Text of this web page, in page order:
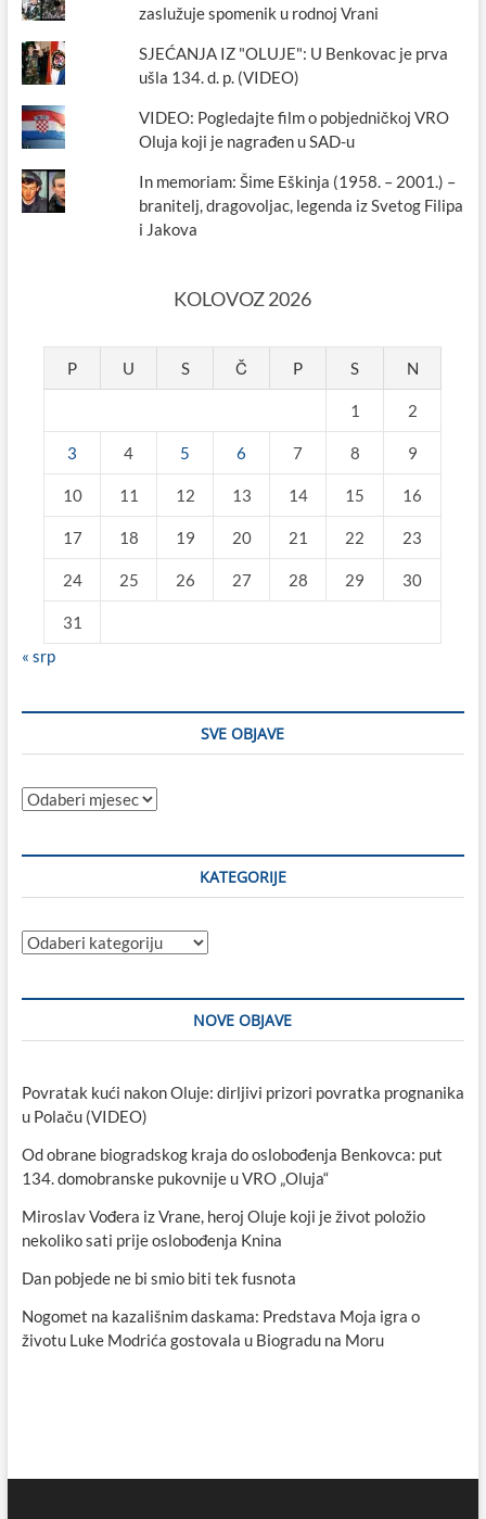
zaslužuje spomenik u rodnoj Vrani
SJEĆANJA IZ "OLUJE": U Benkovac je prva
ušla 134. d. p. (VIDEO)
VIDEO: Pogledajte film o pobjedničkoj VRO
Oluja koji je nagrađen u SAD-u
In memoriam: Šime Eškinja (1958. – 2001.) –
branitelj, dragovoljac, legenda iz Svetog Filipa
i Jakova
KOLOVOZ 2026
P U S Č P S N
1 2
3 4 5 6 7 8 9
10 11 12 13 14 15 16
17 18 19 20 21 22 23
24 25 26 27 28 29 30
31
« srp
SVE OBJAVE
Sve
KATEGORIJE
Kategorije
NOVE OBJAVE
Povratak kući nakon Oluje: dirljivi prizori povratka prognanika
u Polaču (VIDEO)
Od obrane biogradskog kraja do oslobođenja Benkovca: put
134. domobranske pukovnije u VRO „Oluja“
Miroslav Vođera iz Vrane, heroj Oluje koji je život položio
nekoliko sati prije oslobođenja Knina
Dan pobjede ne bi smio biti tek fusnota
Nogomet na kazališnim daskama: Predstava Moja igra o
životu Luke Modrića gostovala u Biogradu na Moru